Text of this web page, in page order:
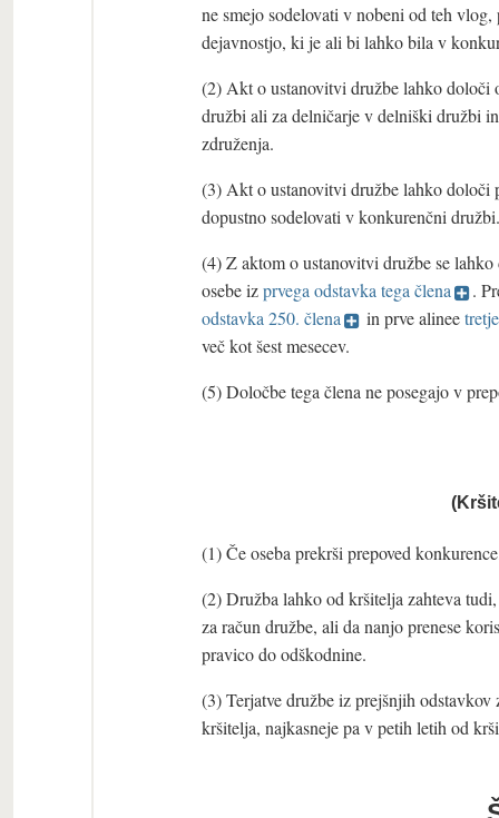
ne smejo sodelovati v nobeni od teh
dejavnostjo, ki je ali bi lahko bila v
(2) Akt o ustanovitvi družbe lahko določi
družbi ali za delničarje v delniški družbi
združenja.
(3) Akt o ustanovitvi družbe lahko določi
dopustno sodelovati v konkurenčni družbi.
(4) Z aktom o ustanovitvi družbe se
osebe izprvega odstavka tega člena
.
odstavka 250. člena
in prve alinee
več kot šest mesecev.
(5) Določbe tega člena ne posegajo v
(1) Če oseba prekrši prepoved
(2) Družba lahko od kršitelja zahteva
za račun družbe, ali da nanjo prenese
pravico do odškodnine.
(3) Terjatve družbe iz prejšnjih
kršitelja, najkasneje pa v petih letih od